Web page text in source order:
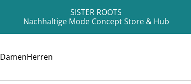
SISTER ROOTS
Nachhaltige Mode Concept Store & Hub
DamenHerren